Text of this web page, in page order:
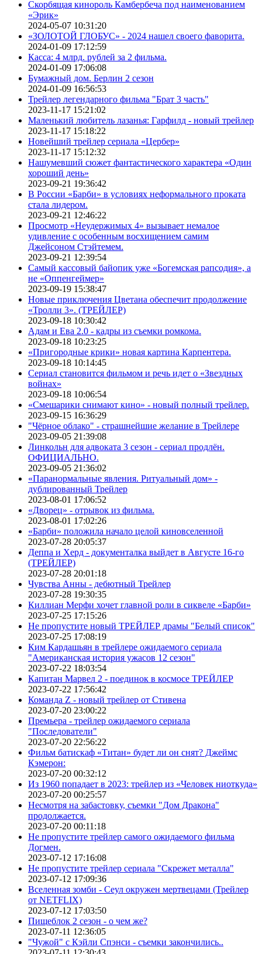
Скорбящая кинороль Камбербеча под наименованием
«Эрик»
2024-05-07 10:31:20
«ЗОЛОТОЙ ГЛОБУС» - 2024 нашел своего фаворита.
2024-01-09 17:12:59
Касса: 4 млрд. рублей за 2 фильма.
2024-01-09 17:06:08
Бумажный дом. Берлин 2 сезон
2024-01-09 16:56:53
Трейлер легендарного фильма "Брат 3 часть"
2023-11-17 15:21:02
Маленький любитель лазанья: Гарфилд - новый трейлер
2023-11-17 15:18:22
Новейший трейлер сериала «Цербер»
2023-11-17 15:12:32
Нашумевший сюжет фантастического характера «Один
хороший день»
2023-09-21 19:36:42
В России «Барби» в условиях неформального проката
стала лидером.
2023-09-21 12:46:22
Просмотр «Неудержимых 4» вызывает немалое
удивление с особенным восхищением самим
Джейсоном Стэйтемем.
2023-09-21 12:39:54
Самый кассовый байопик уже «Богемская рапсодия», а
не «Оппенгеймер»
2023-09-19 15:38:47
Новые приключения Цветана обеспечит продолжение
«Тролли 3». (ТРЕЙЛЕР)
2023-09-18 10:30:42
Адам и Ева 2.0 - кадры из съемки ромкома.
2023-09-18 10:23:25
«Пригородные крики» новая картина Карпентера.
2023-09-18 10:14:45
Сериал становится фильмом и речь идет о «Звездных
войнах»
2023-09-18 10:06:54
«Смешарики снимают кино» - новый полный трейлер.
2023-09-15 16:36:29
"Чёрное облако" - страшнейшие желание в Трейлере
2023-09-05 21:39:08
Линкольн для адвоката 3 сезон - сериал продлён.
ОФИЦИАЛЬНО.
2023-09-05 21:36:02
«Паранормальные явления. Ритуальный дом» -
дублированный Трейлер
2023-08-01 17:06:52
«Дворец» - отрывок из фильма.
2023-08-01 17:02:26
«Барби» положила начало целой киновселенной
2023-07-28 20:05:37
Деппа и Херд - документалка выйдет в Августе 16-го
(ТРЕЙЛЕР)
2023-07-28 20:01:18
Чувства Анны - дебютный Трейлер
2023-07-28 19:30:35
Киллиан Мерфи хочет главной роли в сиквеле «Барби»
2023-07-25 17:15:26
Не пропустите новый ТРЕЙЛЕР драмы "Белый список"
2023-07-25 17:08:19
Ким Кардашьян в трейлере ожидаемого сериала
"Американская история ужасов 12 сезон"
2023-07-22 18:03:54
Капитан Марвел 2 - поединок в космосе ТРЕЙЛЕР
2023-07-22 17:56:42
Команда Z - новый трейлер от Стивена
2023-07-20 23:00:22
Премьера - трейлер ожидаемого сериала
"Последователи"
2023-07-20 22:56:22
Фильм батискаф «Титан» будет ли он снят? Джеймс
Кэмерон:
2023-07-20 00:32:12
Из 1960 попадает в 2023: трейлер из «Человек ниоткуда»
2023-07-20 00:25:57
Несмотря на забастовку, съемки "Дом Дракона"
продолжается.
2023-07-20 00:11:18
Не пропустите трейлер самого ожидаемого фильма
Догмен.
2023-07-12 17:16:08
Не пропустите трейлер сериала "Скрежет металла"
2023-07-12 17:09:36
Вселенная зомби - Сеул окружен мертвецами (Трейлер
от NETFLIX)
2023-07-12 17:03:50
Пищеблок 2 сезон - о чем же?
2023-07-11 12:36:05
"Чужой" с Кэйли Спэнси - съемки закончились..